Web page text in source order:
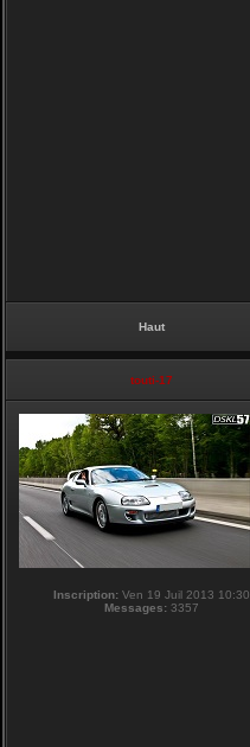
Haut
touti-17
Inscription: Ven 19 Juil 2013 10:30
Messages: 3357